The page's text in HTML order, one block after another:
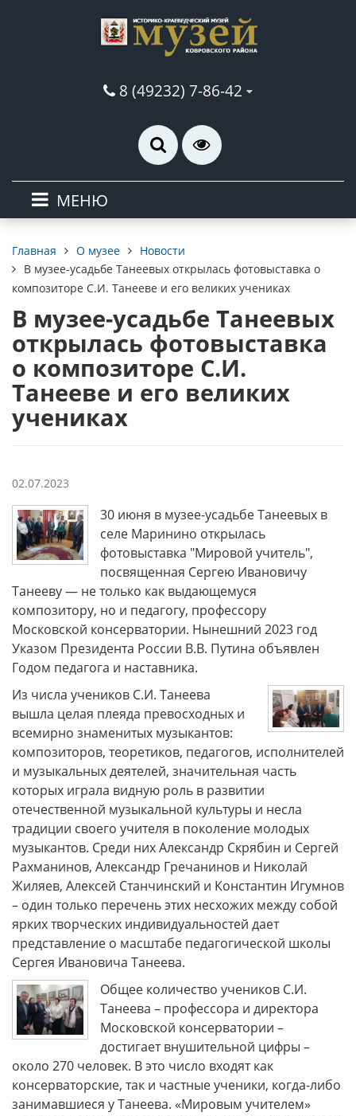
8 (49232) 7-86-42
МЕНЮ
Главная О музее
Новости
В музее-усадьбе Танеевых открылась фотовыставка о
композиторе С.И. Танееве и его великих учениках
В музее-усадьбе Танеевых
открылась фотовыставка
о композиторе С.И.
Танееве и его великих
учениках
02.07.2023
30 июня в музее-усадьбе Танеевых в
селе Маринино открылась
фотовыставка "Мировой учитель",
посвященная Сергею Ивановичу
Танееву — не только как выдающемуся
композитору, но и педагогу, профессору
Московской консерватории. Нынешний 2023 год
Указом Президента России В.В. Путина объявлен
Годом педагога и наставника.
Из числа учеников С.И. Танеева
вышла целая плеяда превосходных и
всемирно знаменитых музыкантов:
композиторов, теоретиков, педагогов, исполнителей
и музыкальных деятелей, значительная часть
которых играла видную роль в развитии
отечественной музыкальной культуры и несла
традиции своего учителя в поколение молодых
музыкантов. Среди них Александр Скрябин и Сергей
Рахманинов, Александр Гречанинов и Николай
Жиляев, Алексей Станчинский и Константин Игумнов
– один только перечень этих несхожих между собой
ярких творческих индивидуальностей дает
представление о масштабе педагогической школы
Сергея Ивановича Танеева.
Общее количество учеников С.И.
Танеева – профессора и директора
Московской консерватории –
достигает внушительной цифры –
около 270 человек. В это число входят как
консерваторские, так и частные ученики, когда-либо
занимавшиеся у Танеева. «Мировым учителем»